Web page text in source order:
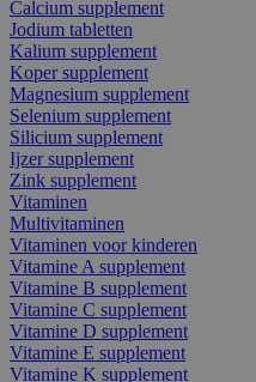
Calcium supplement
Jodium tabletten
Kalium supplement
Koper supplement
Magnesium supplement
Selenium supplement
Silicium supplement
Ijzer supplement
Zink supplement
Vitaminen
Multivitaminen
Vitaminen voor kinderen
Vitamine A supplement
Vitamine B supplement
Vitamine C supplement
Vitamine D supplement
Vitamine E supplement
Vitamine K supplement